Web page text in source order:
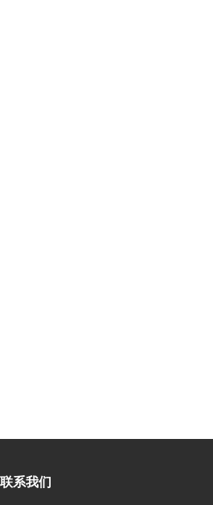
联系我们